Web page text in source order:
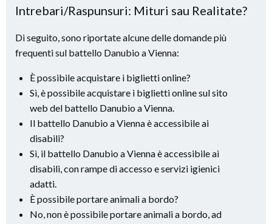
Intrebari/Raspunsuri: Mituri sau Realitate?
Di seguito, sono riportate alcune delle domande più
frequenti sul battello Danubio a Vienna:
È possibile acquistare i biglietti online?
Sì, è possibile acquistare i biglietti online sul sito
web del battello Danubio a Vienna.
Il battello Danubio a Vienna è accessibile ai
disabili?
Sì, il battello Danubio a Vienna è accessibile ai
disabili, con rampe di accesso e servizi igienici
adatti.
È possibile portare animali a bordo?
No, non è possibile portare animali a bordo, ad